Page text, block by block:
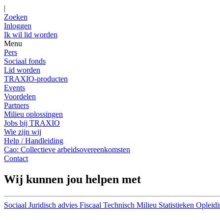
|
Zoeken
Inloggen
Ik wil lid worden
Menu
Pers
Sociaal fonds
Lid worden
TRAXIO-producten
Events
Voordelen
Partners
Milieu oplossingen
Jobs bij TRAXIO
Wie zijn wij
Help / Handleiding
Cao: Collectieve arbeidsovereenkomsten
Contact
Wij kunnen jou helpen met
Sociaal Juridisch advies Fiscaal Technisch Milieu Statistieken